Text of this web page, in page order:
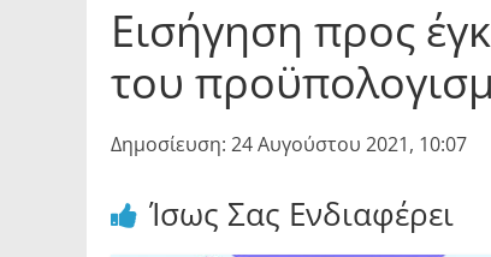
Εισήγηση προς
του
Δημοσίευση: 24 Αυγούστου 2021, 10:07
Ίσως Σας Ενδιαφέρει